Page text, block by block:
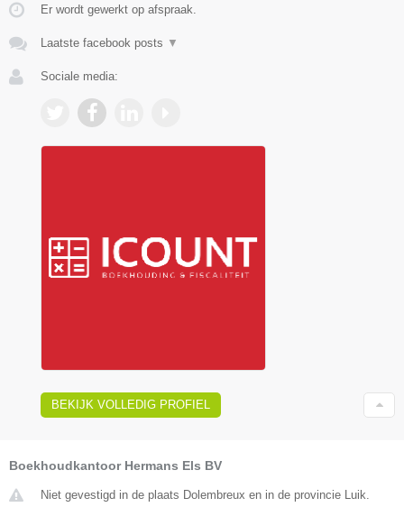
Er wordt gewerkt op afspraak.
Laatste facebook posts ▼
Sociale media:
BEKIJK VOLLEDIG PROFIEL
Boekhoudkantoor Hermans Els BV
Niet gevestigd in de plaats Dolembreux en in de provincie Luik.